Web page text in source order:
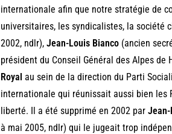
internationale afin que notre stratégie de
universitaires, les syndicalistes, la société
2002, ndlr), Jean-Louis Bianco (ancien
président du Conseil Général des Alpes
Royal au sein de la direction du Parti
internationale qui réunissait aussi bien
liberté. Il a été supprimé en 2002 par
à mai 2005, ndlr) qui le jugeait trop